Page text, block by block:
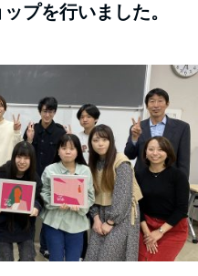
プを行いました。